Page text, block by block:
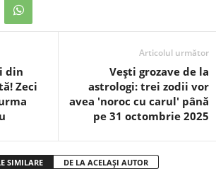
din
Zeci
Articolul următor
Vești grozave de la
astrologi: trei zodii vor
avea 'noroc cu carul' până
pe 31 octombrie 2025
SIMILARE DE LA ACELAȘI AUTOR